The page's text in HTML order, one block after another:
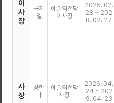
이
사
장
구자
열
예술의전당
이사장
2025. 02.
28 ~ 202
8. 02. 27
사
장
장한
나
예술의전당
사장
2026. 04.
24 ~ 202
9. 04. 23